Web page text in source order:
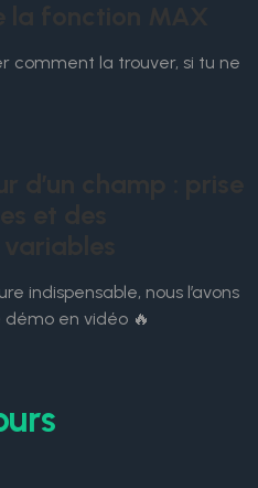
comment la trouver, si tu ne
indispensable, nous l’avons
démo en vidéo 🔥